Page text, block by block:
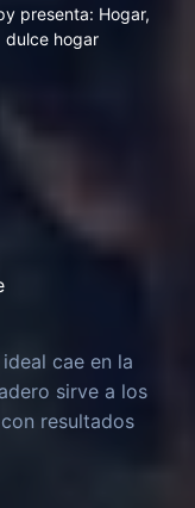
presenta: Hogar,
dulce hogar
cae en la
sirve a los
resultados